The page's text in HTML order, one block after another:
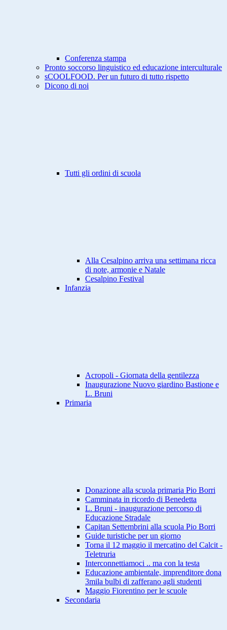
Conferenza stampa
Pronto soccorso linguistico ed educazione interculturale
sCOOLFOOD. Per un futuro di tutto rispetto
Dicono di noi
Tutti gli ordini di scuola
Alla Cesalpino arriva una settimana ricca
di note, armonie e Natale
Cesalpino Festival
Infanzia
Acropoli - Giornata della gentilezza
Inaugurazione Nuovo giardino Bastione e
L. Bruni
Primaria
Donazione alla scuola primaria Pio Borri
Camminata in ricordo di Benedetta
L. Bruni - inaugurazione percorso di
Educazione Stradale
Capitan Settembrini alla scuola Pio Borri
Guide turistiche per un giorno
Torna il 12 maggio il mercatino del Calcit -
Teletruria
Interconnettiamoci .. ma con la testa
Educazione ambientale, imprenditore dona
3mila bulbi di zafferano agli studenti
Maggio Fiorentino per le scuole
Secondaria